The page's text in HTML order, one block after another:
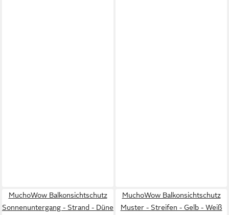
MuchoWow Balkonsichtschutz
Sonnenuntergang - Strand - Düne
MuchoWow Balkonsichtschutz
Muster - Streifen - Gelb - Weiß